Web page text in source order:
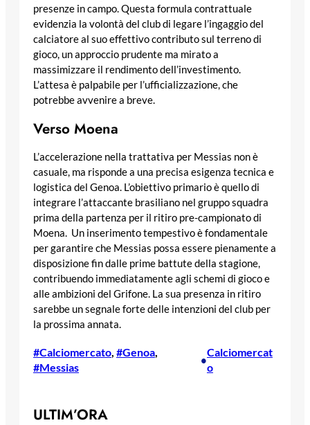
presenze in campo. Questa formula contrattuale
evidenzia la volontà del club di legare l’ingaggio del
calciatore al suo effettivo contributo sul terreno di
gioco, un approccio prudente ma mirato a
massimizzare il rendimento dell’investimento.
L’attesa è palpabile per l’ufficializzazione, che
potrebbe avvenire a breve.
Verso Moena
L’accelerazione nella trattativa per Messias non è
casuale, ma risponde a una precisa esigenza tecnica e
logistica del Genoa. L’obiettivo primario è quello di
integrare l’attaccante brasiliano nel gruppo squadra
prima della partenza per il ritiro pre-campionato di
Moena. Un inserimento tempestivo è fondamentale
per garantire che Messias possa essere pienamente a
disposizione fin dalle prime battute della stagione,
contribuendo immediatamente agli schemi di gioco e
alle ambizioni del Grifone. La sua presenza in ritiro
sarebbe un segnale forte delle intenzioni del club per
la prossima annata.
#Calciomercato, #Genoa
#Messias
•
Calciomercat
o
ULTIM’ORA